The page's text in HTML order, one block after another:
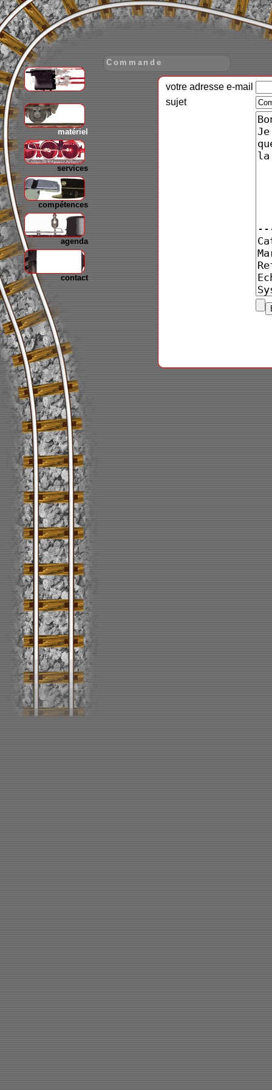
matériel
services
compétences
agenda
contact
Commande
votre adresse e-mail
sujet